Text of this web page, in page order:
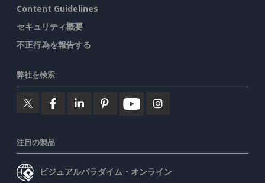
Content Guidelines
セキュリティ概要
不正行為を報告する
弊社を検索
注目の製品
ビジュアルパラダイム・オンライン